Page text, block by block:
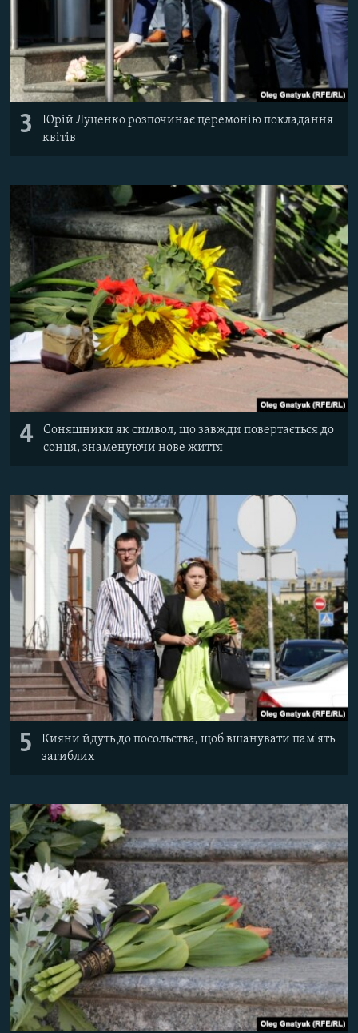
3
Юрій Луценко розпочинає церемонію покладання
квітів
4
Соняшники як символ, що завжди повертається до
сонця, знаменуючи нове життя
5
Кияни йдуть до посольства, щоб вшанувати пам'ять
загиблих